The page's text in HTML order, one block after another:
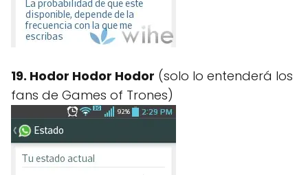
19. Hodor Hodor Hodor (solo lo entenderá los
fans de Games of Trones)